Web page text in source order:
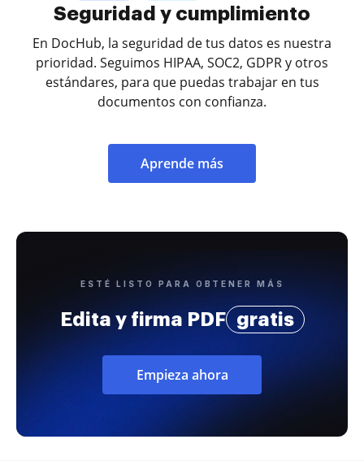
Seguridad y cumplimiento
En DocHub, la seguridad de tus datos es nuestra
prioridad. Seguimos HIPAA, SOC2, GDPR y otros
estándares, para que puedas trabajar en tus
documentos con confianza.
Aprende más
ESTÉ LISTO PARA OBTENER MÁS
Edita y firma PDF gratis
Empieza ahora